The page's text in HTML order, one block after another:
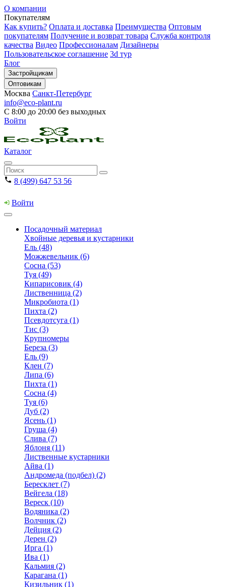
О компании
Покупателям
Как купить? Оплата и доставка Преимущества Оптовым
покупателям Получение и возврат товара Служба контроля
качества Видео Профессионалам Дизайнеры
Пользовательское соглашение 3d тур
Блог
Застройщикам
Оптовикам
Москва Санкт-Петербург
info@eco-plant.ru
С 8:00 до 20:00 без выходных
Войти
Каталог
8 (499) 647 53 56
Войти
Посадочный материал
Хвойные деревья и кустарники
Ель (48)
Можжевельник (6)
Сосна (53)
Туя (49)
Кипарисовик (4)
Лиственница (2)
Микробиота (1)
Пихта (2)
Псевдотсуга (1)
Тис (3)
Крупномеры
Береза (3)
Ель (9)
Клен (7)
Липа (6)
Пихта (1)
Сосна (4)
Туя (6)
Дуб (2)
Ясень (1)
Груша (4)
Слива (7)
Яблоня (11)
Лиственные кустарники
Айва (1)
Андромеда (подбел) (2)
Бересклет (7)
Вейгела (18)
Вереск (10)
Водяника (2)
Волчник (2)
Дейция (2)
Дерен (2)
Ирга (1)
Ива (1)
Кальмия (2)
Карагана (1)
Кизильник (1)